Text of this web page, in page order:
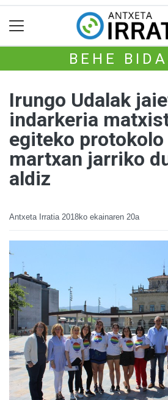
BEHE
Irungo Udalak
indarkeria
egiteko protokolo
martxan jarriko
aldiz
Antxeta Irratia 2018ko ekainaren 20a